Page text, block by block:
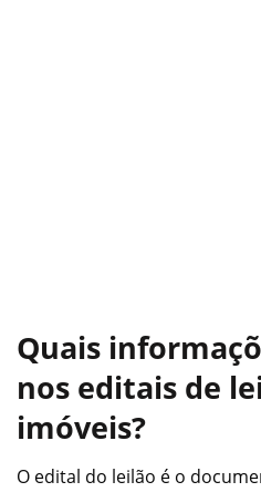
Quais
nos editais de
imóveis?
O edital do leilão é o